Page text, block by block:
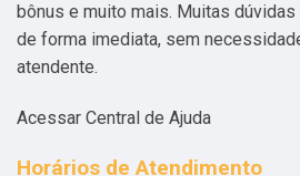
bônus e muito mais. Muitas
de forma imediata, sem
atendente.
Acessar Central de Ajuda
Horários de Atendimento